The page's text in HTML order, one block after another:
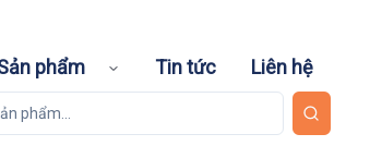
phẩm Tin tức Liên hệ